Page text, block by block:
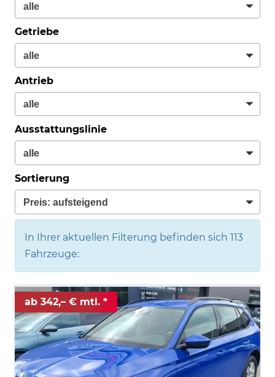
Getriebe
Antrieb
Ausstattungslinie
Sortierung
In Ihrer aktuellen Filterung befinden sich 113
Fahrzeuge:
ab 342,– € mtl.